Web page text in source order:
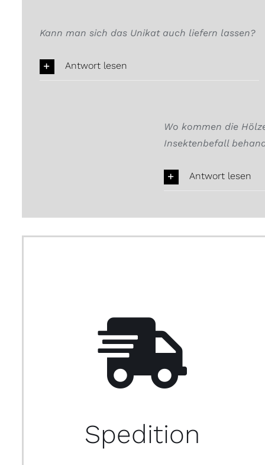
Kann man sich das Unikat auch liefern lassen?
Antwort lesen
Wo kommen die
Insektenbefall
Antwort lesen
Spedition